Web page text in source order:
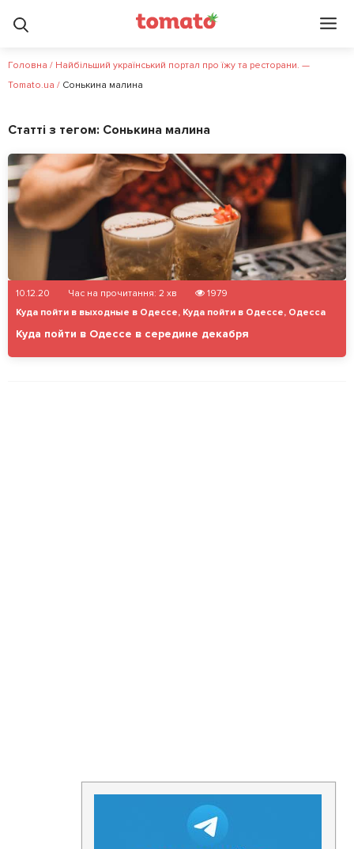
Головна / Найбільший український портал про їжу та ресторани. —
Tomato.ua / Сонькина малина
Статті з тегом: Сонькина малина
10.12.20 Час на прочитання: 2 хв
1979
Куда пойти в выходные в Одессе, Куда пойти в Одессе, Одесса
Куда пойти в Одессе в середине декабря